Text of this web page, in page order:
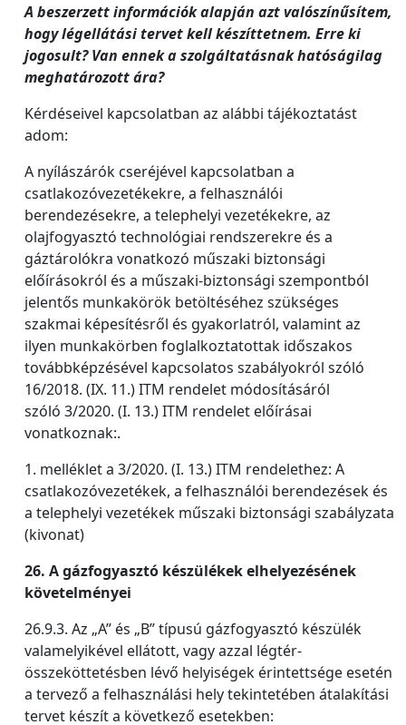
A beszerzett információk alapján azt valószínűsítem,
hogy légellátási tervet kell készíttetnem. Erre ki
jogosult? Van ennek a szolgáltatásnak hatóságilag
meghatározott ára?
Kérdéseivel kapcsolatban az alábbi tájékoztatást
adom:
A nyílászárók cseréjével kapcsolatban a
csatlakozóvezetékekre, a felhasználói
berendezésekre, a telephelyi vezetékekre, az
olajfogyasztó technológiai rendszerekre és a
gáztárolókra vonatkozó műszaki biztonsági
előírásokról és a műszaki-biztonsági szempontból
jelentős munkakörök betöltéséhez szükséges
szakmai képesítésről és gyakorlatról, valamint az
ilyen munkakörben foglalkoztatottak időszakos
továbbképzésével kapcsolatos szabályokról szóló
16/2018. (IX. 11.) ITM rendelet módosításáról
szóló 3/2020. (I. 13.) ITM rendelet előírásai
vonatkoznak:.
1. melléklet a 3/2020. (I. 13.) ITM rendelethez: A
csatlakozóvezetékek, a felhasználói berendezések és
a telephelyi vezetékek műszaki biztonsági szabályzata
(kivonat)
26. A gázfogyasztó készülékek elhelyezésének
követelményei
26.9.3. Az „A” és „B” típusú gázfogyasztó készülék
valamelyikével ellátott, vagy azzal légtér-
összeköttetésben lévő helyiségek érintettsége esetén
a tervező a felhasználási hely tekintetében átalakítási
tervet készít a következő esetekben: